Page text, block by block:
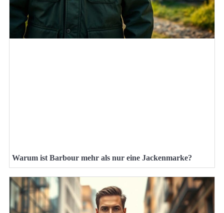
Warum ist Barbour mehr als nur eine Jackenmarke?